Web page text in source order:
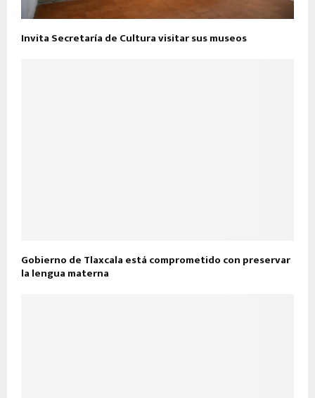
Invita Secretaría de Cultura visitar sus museos
Gobierno de Tlaxcala está comprometido con preservar
la lengua materna